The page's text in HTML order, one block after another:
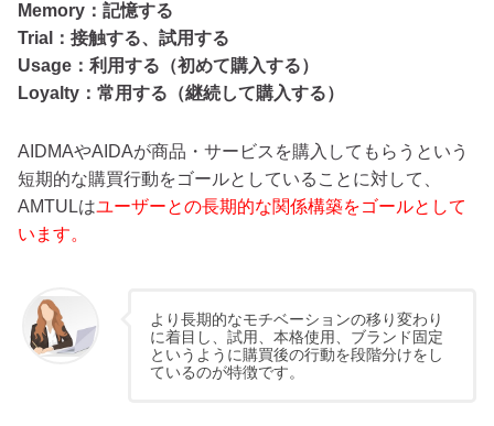
Memory：記憶する
Trial：接触する、試用する
Usage：利用する（初めて購入する）
Loyalty：常用する（継続して購入する）
AIDMAやAIDAが商品・サービスを購入してもらうという
短期的な購買行動をゴールとしていることに対して、
AMTULはユーザーとの長期的な関係構築をゴールとして
います。
より長期的なモチベーションの移り変わり
に着目し、試用、本格使用、ブランド固定
というように購買後の行動を段階分けをし
ているのが特徴です。